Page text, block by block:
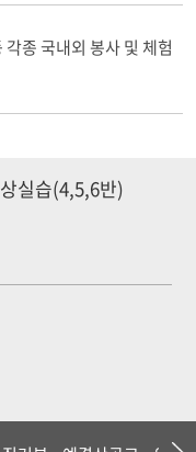
종 국내외 봉사 및 체험
실습(4,5,6반)
모의고사